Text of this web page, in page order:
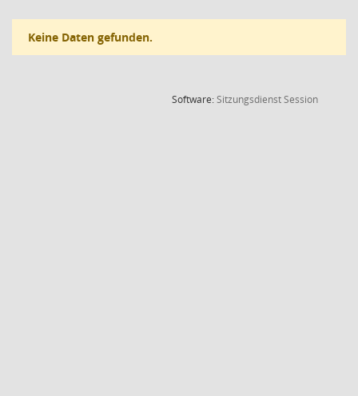
Keine Daten gefunden.
Software:SitzungsdienstSession(Wird in